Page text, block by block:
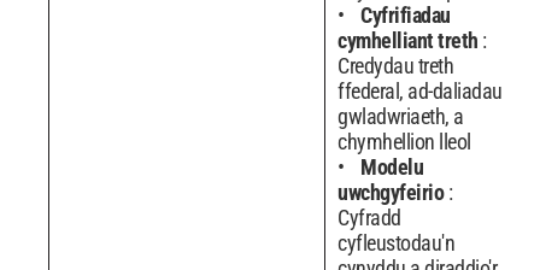
Cyfrifiadau
cymhelliant treth :
Credydau treth
ffederal, ad-daliadau
gwladwriaeth, a
chymhellion lleol
Modelu
uwchgyfeirio:
Cyfradd
cyfleustodau'n